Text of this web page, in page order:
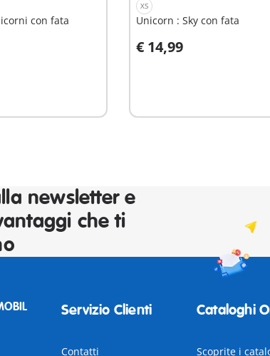
con fata
carrello
XS
Unicorn : Sky con fata
€ 14,99
Aggiungi al carrello
newsletter e
che ti
Servizio Clienti
Contatti
Cataloghi
Scoprite i